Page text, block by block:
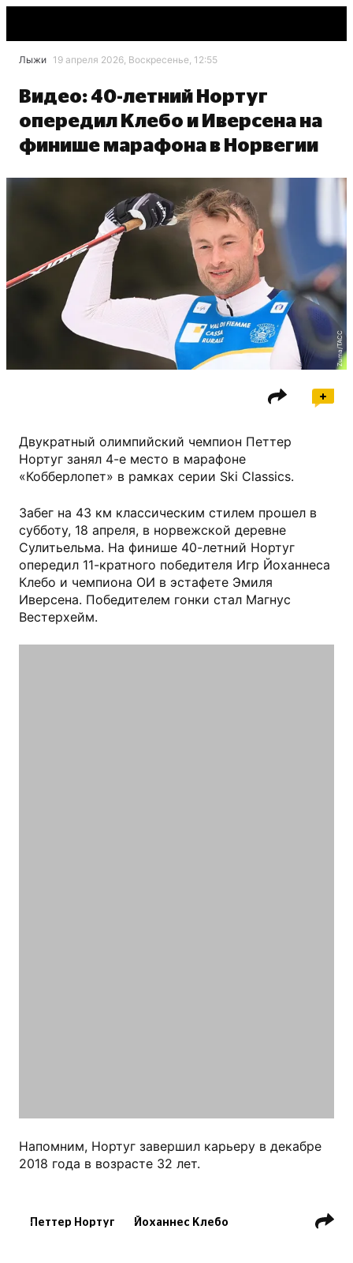
Лыжи 19 апреля 2026, Воскресенье, 12:55
Видео: 40-летний Нортуг
опередил Клебо и Иверсена на
финише марафона в Норвегии
Zuma/ТАСС
Двукратный олимпийский чемпион Петтер
Нортуг занял 4-е место в марафоне
«Кобберлопет» в рамках серии Ski Classics.
Забег на 43 км классическим стилем прошел в
субботу, 18 апреля, в норвежской деревне
Сулитьельма. На финише 40-летний Нортуг
опередил 11-кратного победителя Игр Йоханнеса
Клебо и чемпиона ОИ в эстафете Эмиля
Иверсена. Победителем гонки стал Магнус
Вестерхейм.
Напомним, Нортуг завершил карьеру в декабре
2018 года в возрасте 32 лет.
Петтер Нортуг Йоханнес Клебо